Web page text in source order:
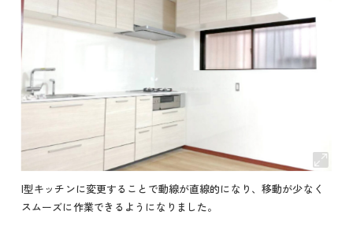
I型キッチンに変更することで動線が直線的になり、移動が少なく
スムーズに作業できるようになりました。